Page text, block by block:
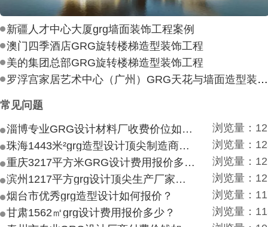
新疆人才中心大厦grg墙面装饰工程案例
澳门四季酒店GRG旋转楼梯造型装饰工程
美的集团总部GRG旋转楼梯造型装饰工程
罗浮宫家居艺术中心（广州）GRG天花与墙面造型装饰工程
常见问题
淄博专业GRG设计材料厂收费价位如何？
浏览量：
珠海1443米²grg造型设计顶尖制造商付费付费多少？
浏览量：
重庆3217平方米GRG设计费用报价多少？
浏览量：
滨州1217平方grg设计顶尖生产厂家价目如何？
浏览量：
烟台市优秀grg造型设计如何报价？
浏览量：
甘肃1562㎡grg设计费用报价多少？
浏览量：